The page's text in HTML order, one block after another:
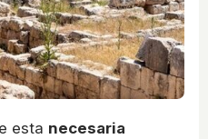
esta necesaria